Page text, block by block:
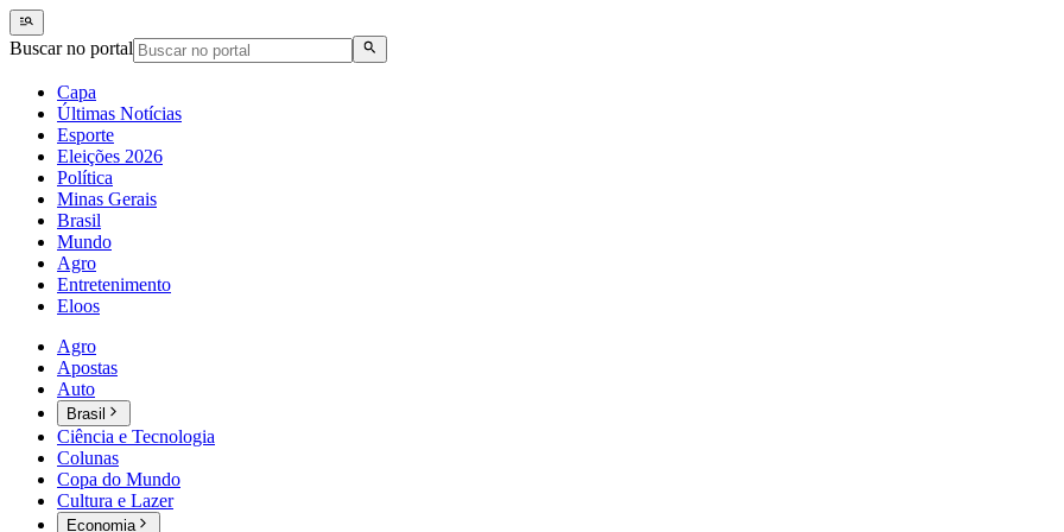
Buscar no portal
Capa
Últimas Notícias
Esporte
Eleições 2026
Política
Minas Gerais
Brasil
Mundo
Agro
Entretenimento
Eloos
Agro
Apostas
Auto
Brasil
Ciência e Tecnologia
Colunas
Copa do Mundo
Cultura e Lazer
Economia